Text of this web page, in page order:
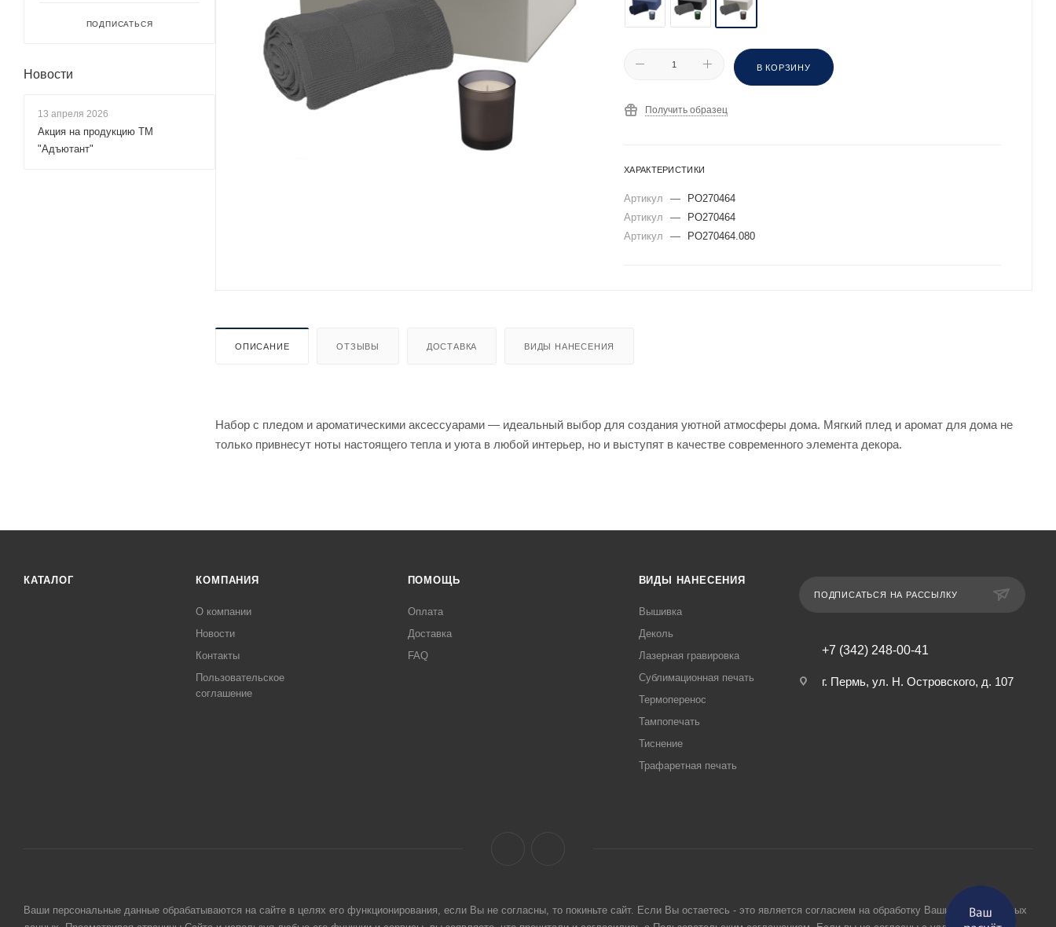
В КОРЗИНУ
Получить образец
ХАРАКТЕРИСТИКИ
Артикул —
PO270464
Артикул
—
PO270464
Артикул
— PO270464.080
ОПИСАНИЕ ОТЗЫВЫ ДОСТАВКА ВИДЫ НАНЕСЕНИЯ
Набор с пледом и ароматическими аксессуарами — идеальный выбор для создания уютной атмосферы дома. Мягкий плед и аромат для дома не
только привнесут ноты настоящего тепла и уюта в любой интерьер, но и выступят в качестве современного элемента декора.
ПОДПИСАТЬСЯ
Новости
13 апреля 2026
Акция на продукцию ТМ
"Адъютант"
КАТАЛОГ КОМПАНИЯ
О компании
Новости
Контакты
Пользовательское
соглашение
ПОМОЩЬ
Оплата
Доставка
FAQ
ВИДЫ НАНЕСЕНИЯ
Вышивка
Деколь
Лазерная гравировка
Сублимационная печать
Термоперенос
Тампопечать
Тиснение
Трафаретная печать
ПОДПИСАТЬСЯ НА РАССЫЛКУ
+7 (342) 248-00-41
г. Пермь, ул. Н. Островского, д. 107
Ваши персональные данные обрабатываются на сайте в целях его функционирования, если Вы не согласны, то покиньте сайт. Если Вы остаетесь - это является согласием на обработку Ваших персональных